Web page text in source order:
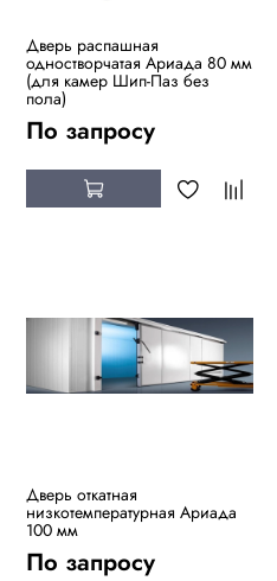
Дверь распашная
одностворчатая Ариада 80 мм
(для камер Шип-Паз без
пола)
По запросу
Дверь откатная
низкотемпературная Ариада
100 мм
По запросу